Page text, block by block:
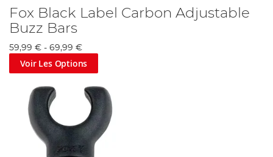
Fox Black Label Carbon Adjustable
Buzz Bars
59,99 € - 69,99 €
Voir Les Options